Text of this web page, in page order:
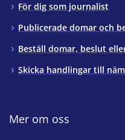
För dig som journalist
Publicerade domar och
Beställ domar, beslut
Skicka handlingar till
Mer om oss